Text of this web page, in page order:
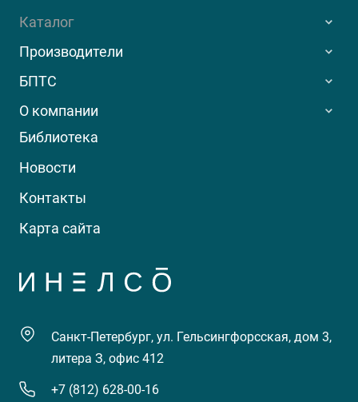
Каталог
Производители
БПТС
О компании
Библиотека
Новости
Контакты
Карта сайта
Санкт-Петербург, ул. Гельсингфорсская, дом 3,
литера З, офис 412
+7 (812) 628-00-16